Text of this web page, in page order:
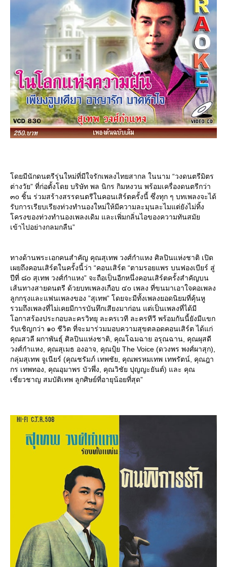
ดยมีนักดนตรีรุ่นใหม่ที่มีใจรักเพลงไทยสากล ในนาม “วงดนตรีมิตร
ต่างวัย” ที่ก่อตั้งโดย บริษัท พล นิกร กิมหงวน พร้อมเครื่องดนตรีกว่า
๓o ชิ้น ร่วมสร้างสรรดนตรีในคอนเสิร์ตครั้งนี้ ซึ่งทุก ๆ บทเพลงจะได้
รับการเรียบเรียงท่วงทำนองใหม่ให้มีความละมุนละไมแต่ยังไม่ทิ้ง
ครงของท่วงทำนองเพลงเดิม และเพิ่มกลิ่นไอของความทันสมั
เข้าไปอย่างกลมกลืน”
ทางด้านพระเอกคนสำคัญ คุณสุเทพ วงศ์กำแหง ศิลปินแห่งชาติ เปิด
เผยถึงคอนเสิร์ตในครั้งนี้ว่า “คอนเสิร์ต “ตามรอยแพร บนฟองเบียร์ สู่
ปีที่ ๘o สุเทพ วงศ์กำแหง” จะถือเป็นอีกหนึ่งคอนเสิร์ตครั้งสำคัญบน
เส้นทางสายดนตรี ด้วยบทเพลงเกือบ ๔o เพลง ที่ขนมาเอาใจคอเพลง
ลูกกรุงและแฟนเพลงของ ”สุเทพ” โดยจะมีทั้งเพลงยอดนิยมที่คุ้นหู
รวมถึงเพลงที่ไม่เคยมีการบันทึกเสียงมาก่อน แต่เป็นเพลงที่ได้มี
อกาสร้องประกอบละครวิทยุ ละครเวที ละครทีวี พร้อมกันนี้ยังมีแขก
รับเชิญกว่า ๑o ชีวิต ที่จะมาร่วมมอบความสุขตลอดคอนเสิร์ต ได้แก่
คุณสวลี ผกาพันธุ์ ศิลปินแห่งชาติ, คุณโฉมฉาย อรุณฉาน, คุณผุสดี
วงศ์กำแหง, คุณสุเมธ องอาจ, คุณปุ้ย The Voice (ดวงพร พงศ์ผาสุก),
กลุ่มสุเทพ จูเนียร์ (คุณชรัมภ์ เทพชัย, คุณพรหมเทพ เทพรัตน์, คุณฎา
กร เทพทอง, คุณอุมาพร บัวพึ่ง, คุณวิชัย ปุญญะยันต์) และ คุณ
เชี่ยวชาญ สมบัติเทพ ลูกศิษย์ที่อายุน้อยที่สุด”